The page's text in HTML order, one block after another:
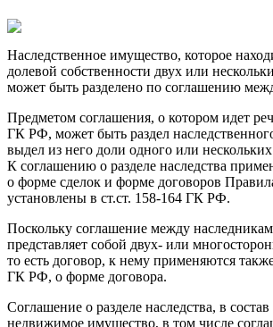
Наследственное имущество, которое
долевой собственности двух или
может быть разделено по соглашению
Предметом соглашения, о котором идет
ГК РФ, может быть раздел
выдел из него доли одного или
К соглашению о разделе наследства
о форме сделок и форме договоров
установлены в ст.ст. 158-164 ГК РФ.
Поскольку соглашение между
представляет собой двух- или
то есть договор, к нему применяются
ГК РФ, о форме договора.
Соглашение о разделе наследства, в
недвижимое имущество, в том числе